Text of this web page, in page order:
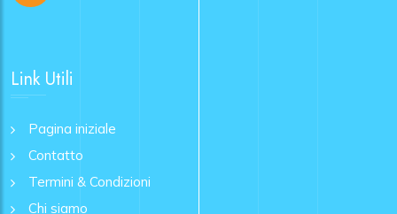
Link Utili
Pagina iniziale
Contatto
Termini & Condizioni
Chi siamo